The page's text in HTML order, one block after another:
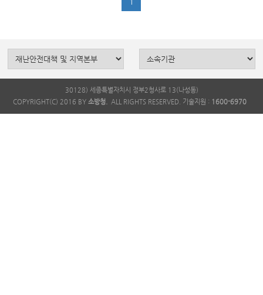
30128) 세종특별자치시 정부2청사로 13(나성동)
COPYRIGHT(C) 2016 BY 소방청. ALL RIGHTS RESERVED. 기술지원 : 1600-6970